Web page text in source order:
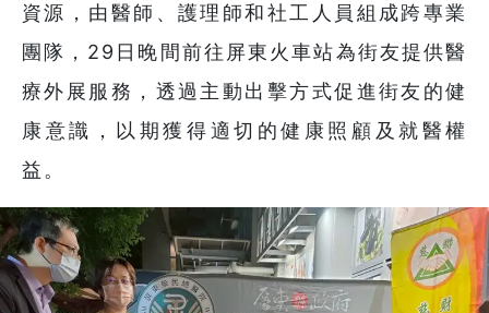
資源，由醫師、護理師和社工人員組成跨專業
團隊，29日晚間前往屏東火車站為街友提供醫
療外展服務，透過主動出擊方式促進街友的健
康意識，以期獲得適切的健康照顧及就醫權
益。